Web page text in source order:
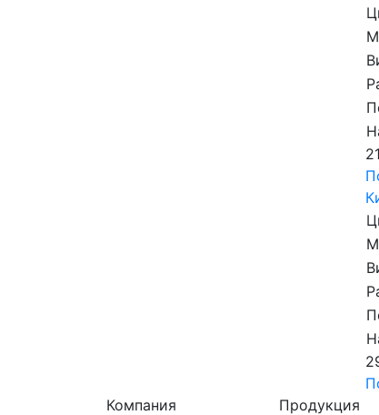
Компания
Продукция